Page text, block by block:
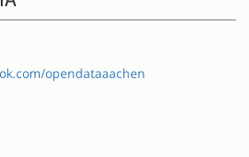
opendataaachen